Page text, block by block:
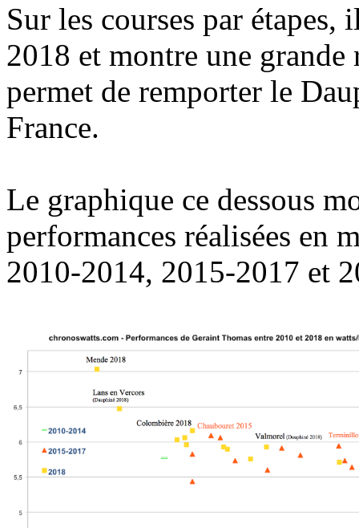
Sur les courses par
2018 et montre une
permet de remporter le
France.
Le graphique ce dessous
performances réalisées en
2010-2014, 2015-2017 et